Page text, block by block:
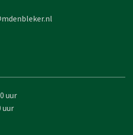
uur
uur